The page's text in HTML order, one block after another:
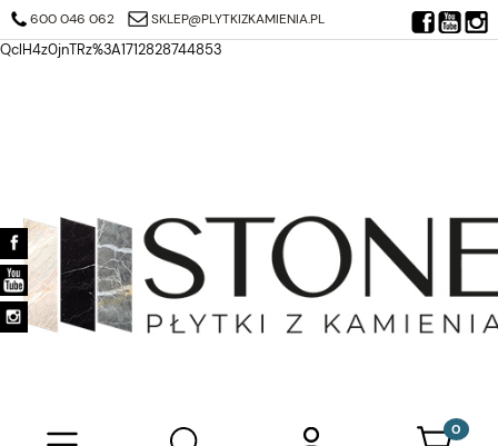
https://search.google.com/search-console/verification-download?
QclH4z0jnTRz%3A1712828744853
600 046 062 SKLEP@PLYTKIZKAMIENIA.PL